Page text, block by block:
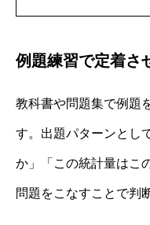
例題練習で定着さ
教科書や問題集で例題
す。出題パターンとし
か」「この統計量はこ
問題をこなすことで判